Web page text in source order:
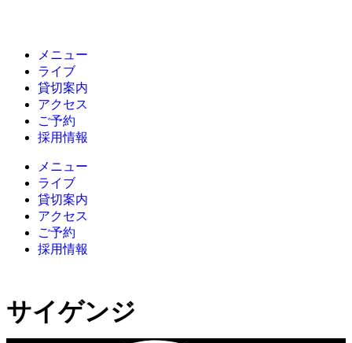
メニュー
ライブ
貸切案内
アクセス
ご予約
採用情報
メニュー
ライブ
貸切案内
アクセス
ご予約
採用情報
サイゲンジ